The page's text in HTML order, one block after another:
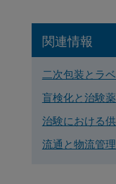
関連情報
二次包装とラ
盲検化と治験
治験における
流通と物流管